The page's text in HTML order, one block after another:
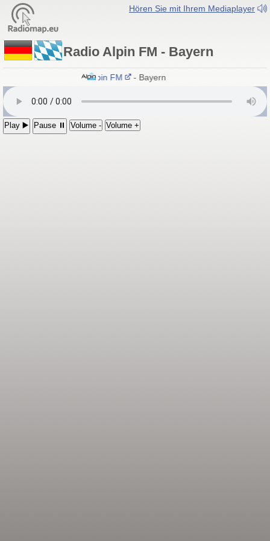
Hören Sie mit Ihrem Mediaplayer
Radio Alpin FM - Bayern
Radio Alpin FM - Bayern
Play ▶️ Pause ⏸ Volume - Volume +